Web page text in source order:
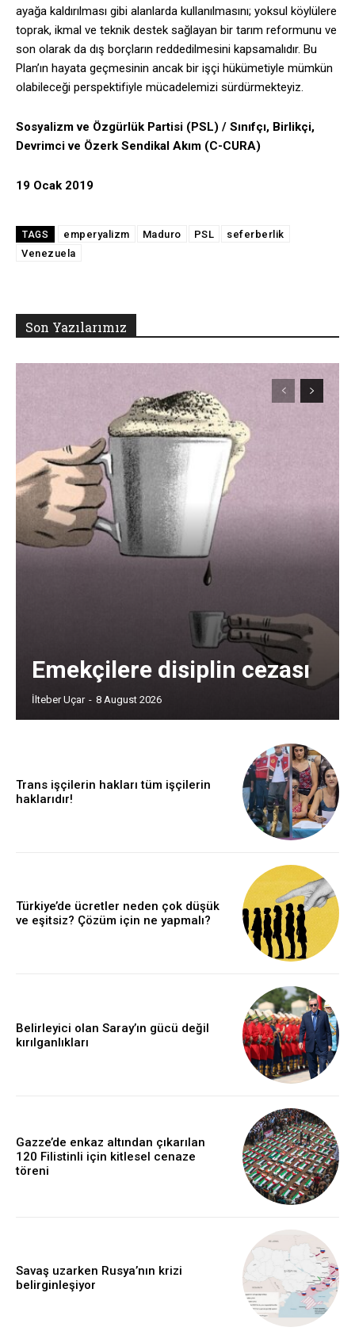
ayağa kaldırılması gibi alanlarda kullanılmasını; yoksul köylülere
toprak, ikmal ve teknik destek sağlayan bir tarım reformunu ve
son olarak da dış borçların reddedilmesini kapsamalıdır. Bu
Plan’ın hayata geçmesinin ancak bir işçi hükümetiyle mümkün
olabileceği perspektifiyle mücadelemizi sürdürmekteyiz.
Sosyalizm ve Özgürlük Partisi (PSL) / Sınıfçı, Birlikçi,
Devrimci ve Özerk Sendikal Akım (C-CURA)
19 Ocak 2019
TAGS emperyalizm Maduro PSL
seferberlik
Venezuela
Son Yazılarımız
Emekçilere disiplin cezası
İlteber Uçar - 8 August 2026
Trans işçilerin hakları tüm işçilerin
haklarıdır!
Türkiye’de ücretler neden çok düşük
ve eşitsiz? Çözüm için ne yapmalı?
Belirleyici olan Saray’ın gücü değil
kırılganlıkları
Gazze’de enkaz altından çıkarılan
120 Filistinli için kitlesel cenaze
töreni
Savaş uzarken Rusya’nın krizi
belirginleşiyor